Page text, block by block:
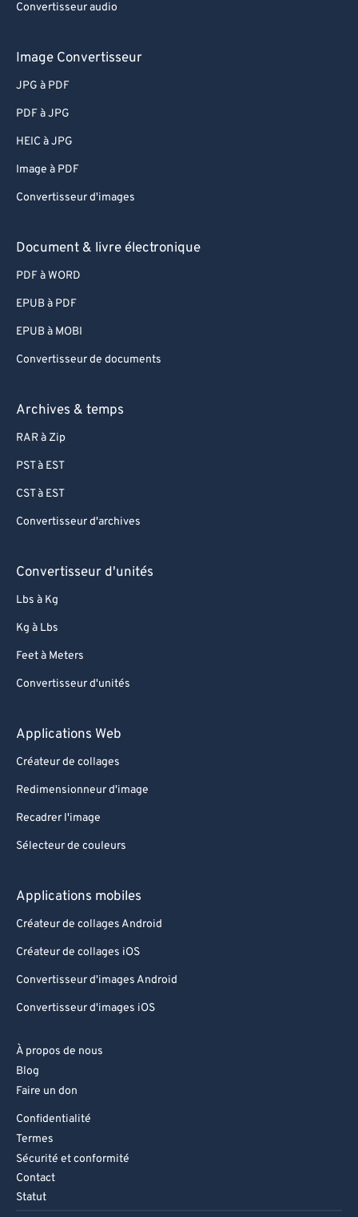
Convertisseur audio
Image Convertisseur
JPG à PDF
PDF à JPG
HEIC à JPG
Image à PDF
Convertisseur d'images
Document & livre électronique
PDF à WORD
EPUB à PDF
EPUB à MOBI
Convertisseur de documents
Archives & temps
RAR à Zip
PST à EST
CST à EST
Convertisseur d'archives
Convertisseur d'unités
Lbs à Kg
Kg à Lbs
Feet à Meters
Convertisseur d'unités
Applications Web
Créateur de collages
Redimensionneur d'image
Recadrer l'image
Sélecteur de couleurs
Applications mobiles
Créateur de collages Android
Créateur de collages iOS
Convertisseur d'images Android
Convertisseur d'images iOS
À propos de nous
Blog
Faire un don
Confidentialité
Termes
Sécurité et conformité
Contact
Statut